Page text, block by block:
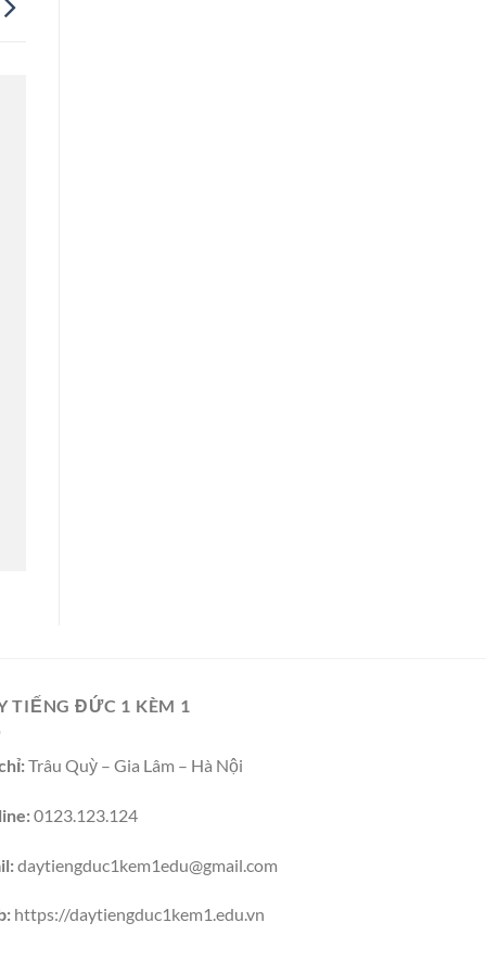
TIẾNG ĐỨC 1 KÈM 1
Trâu Quỳ – Gia Lâm – Hà Nội
0123.123.124
daytiengduc1kem1edu@gmail.com
https://daytiengduc1kem1.edu.vn